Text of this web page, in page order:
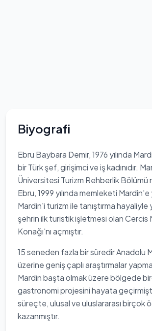
Biyografi
Ebru Baybara Demir, 1976 yılında
bir Türk şef, girişimci ve iş kadınıdır.
Üniversitesi Turizm Rehberlik Bölümü
Ebru, 1999 yılında memleketi
Mardin'i turizm ile tanıştırma hayaliyle
şehrin ilk turistik işletmesi olan Cercis
Konağı'nı açmıştır.
15 seneden fazla bir süredir Anadolu
üzerine geniş çaplı araştırmalar
Mardin başta olmak üzere bölgede
gastronomi projesini hayata
süreçte, ulusal ve uluslararası birçok
kazanmıştır.